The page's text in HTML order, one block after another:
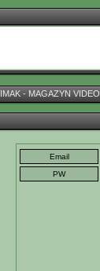
IMAK - MAGAZYN VIDEO